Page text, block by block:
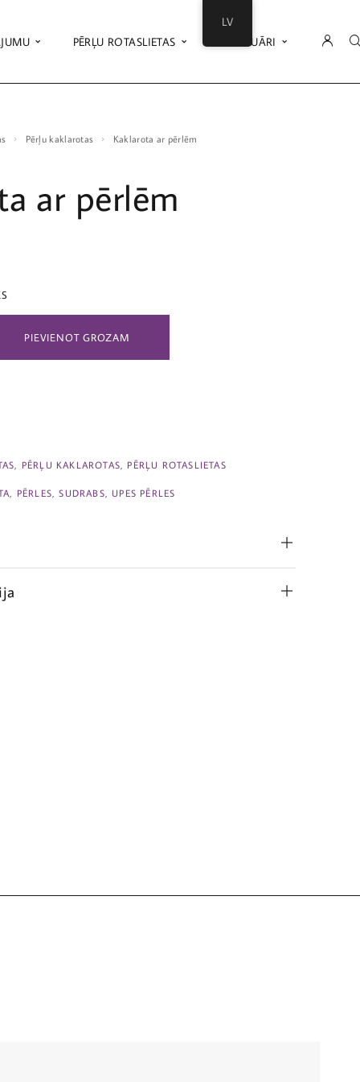
PĒRĻU ROTASLIETAS AKSESUĀRI
Pērļu kaklarotas Kaklarota ar pērlēm
ar pērlēm
PIEVIENOT GROZAM
PĒRĻU KAKLAROTAS PĒRĻU ROTASLIETAS
PĒRLES ,SUDRABS ,UPES PĒRLES
LV